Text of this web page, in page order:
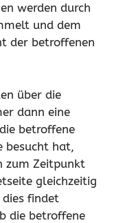
werden durch
und dem
der betroffenen
über die
dann eine
betroffene
besucht hat,
zum Zeitpunkt
gleichzeitig
dies findet
die betroffene